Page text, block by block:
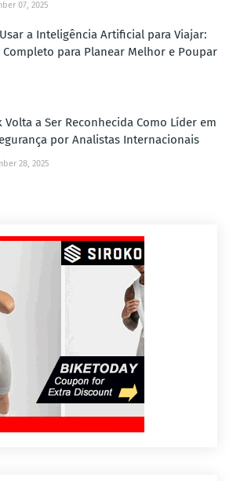
07, 2025
a Inteligência Artificial para Viajar:
Completo para Planear Melhor e Poupar
Volta a Ser Reconhecida Como Líder em
por Analistas Internacionais
28, 2025